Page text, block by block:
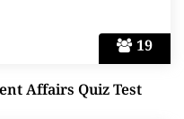
19
Affairs Quiz Test